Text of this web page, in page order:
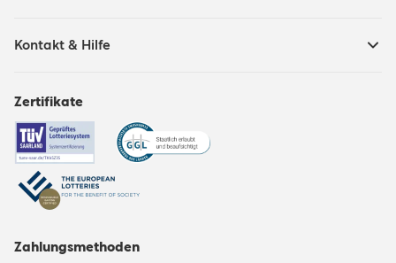
Kontakt & Hilfe
Zertifikate
Zahlungsmethoden